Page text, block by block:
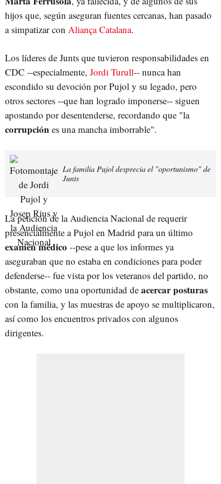
hijos que, según aseguran fuentes cercanas, han pasado
a simpatizar con Aliança Catalana.
Los líderes de Junts que tuvieron responsabilidades en
CDC --especialmente, Jordi Turull-- nunca han
escondido su devoción por Pujol y su legado, pero
otros sectores --que han logrado imponerse-- siguen
apostando por desentenderse, recordando que "la
corrupción es una mancha imborrable".
La familia Pujol desprecia el "oportunismo" de
Junts
La petición de la Audiencia Nacional de requerir
presencialmente a Pujol en Madrid para un último
examen médico --pese a que los informes ya
aseguraban que no estaba en condiciones para poder
defenderse-- fue vista por los veteranos del partido, no
obstante, como una oportunidad de acercar posturas
con la familia, y las muestras de apoyo se multiplicaron,
así como los encuentros privados con algunos
dirigentes.